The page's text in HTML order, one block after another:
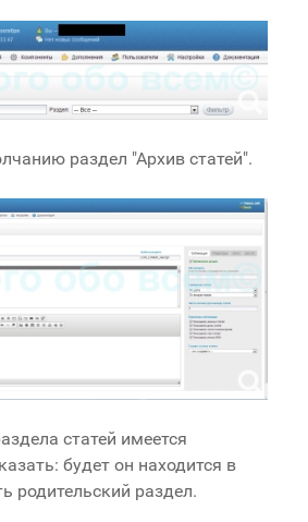
раздел "Архив статей".
статей имеется
будет он находится в
родительский раздел.